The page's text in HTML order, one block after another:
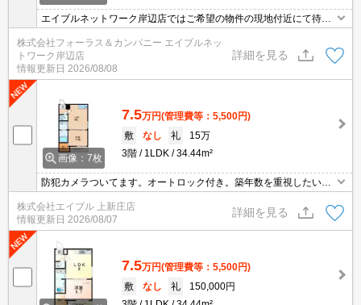
エイブルネットワーク岸辺店ではご希望の物件の現地付近にて待ち
合わせをさせていただきご内覧いただくサービスや、主要駅までの
お迎えサービスも実施中です。詳しくは「エイブルネットワーク岸
辺店」 ０１２０－９６７－０９９にお気軽にお問合せ下さい♪
株式会社フォーラス＆カンパニー エイブルネッ
トワーク岸辺店
情報更新日 2026/08/08
詳細を見る
画像：7枚
7.5万円(管理費等：5,500円)
敷
なし 礼
15万
3階
1LDK 34.44m²
防犯カメラついてます。オートロック付き。築年数を重視したい方
に。IH調理器付き。お料理好きの方に。設備を重視したい方に。W-
CLでタンスいらず!。
株式会社エイブル 上新庄店
情報更新日 2026/08/07
詳細を見る
7.5万円(管理費等：5,500円)
敷
なし 礼
150,000円